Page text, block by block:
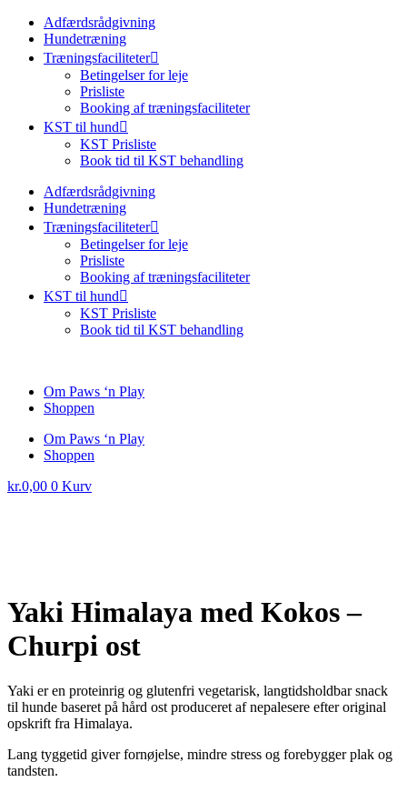
Adfærdsrådgivning
Hundetræning
Træningsfaciliteter
Betingelser for leje
Prisliste
Booking af træningsfaciliteter
KST til hund
KST Prisliste
Book tid til KST behandling
Adfærdsrådgivning
Hundetræning
Træningsfaciliteter
Betingelser for leje
Prisliste
Booking af træningsfaciliteter
KST til hund
KST Prisliste
Book tid til KST behandling
Om Paws ‘n Play
Shoppen
Om Paws ‘n Play
Shoppen
kr.0,00 0 Kurv
Yaki Himalaya med Kokos –
Churpi ost
Yaki er en proteinrig og glutenfri vegetarisk, langtidsholdbar snack
til hunde baseret på hård ost produceret af nepalesere efter original
opskrift fra Himalaya.
Lang tyggetid giver fornøjelse, mindre stress og forebygger plak og
tandsten.